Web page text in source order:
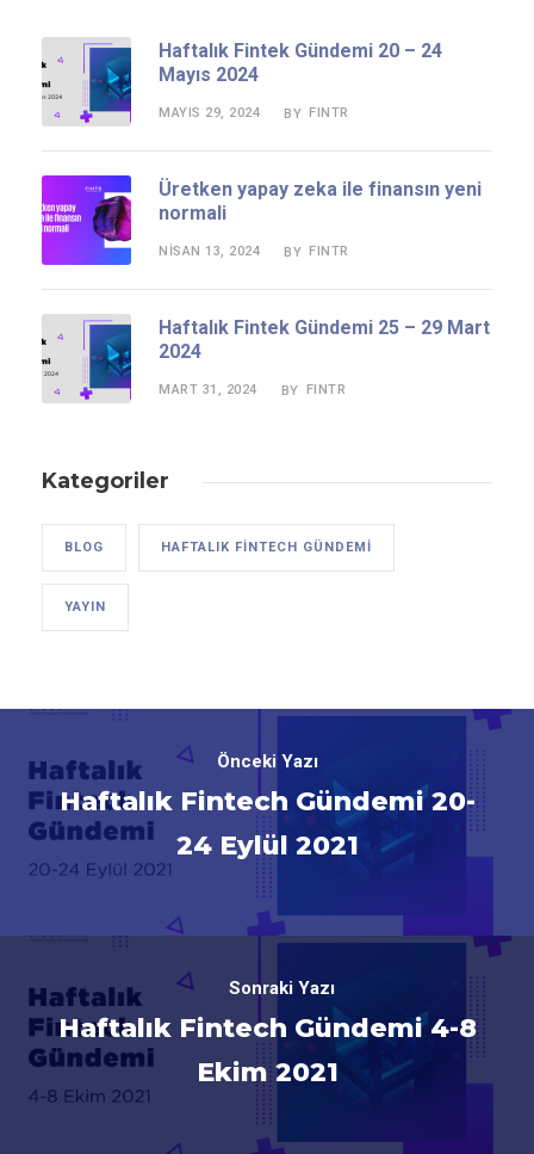
Haftalık Fintek Gündemi 20 – 24
Mayıs 2024
MAYIS 29, 2024 BY FINTR
Üretken yapay zeka ile finansın yeni
normali
NISAN 13, 2024 BY FINTR
Haftalık Fintek Gündemi 25 – 29 Mart
2024
MART 31, 2024 BY FINTR
Kategoriler
BLOG HAFTALIK FINTECH GÜNDEMI
YAYIN
Önceki Yazı
Haftalık Fintech Gündemi 20-
24 Eylül 2021
Sonraki Yazı
Haftalık Fintech Gündemi 4-8
Ekim 2021